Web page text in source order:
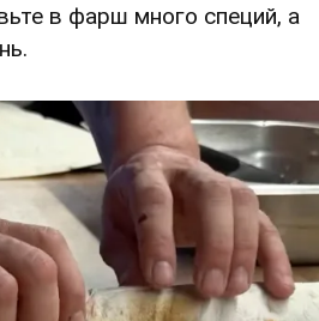
в фарш много специй, а